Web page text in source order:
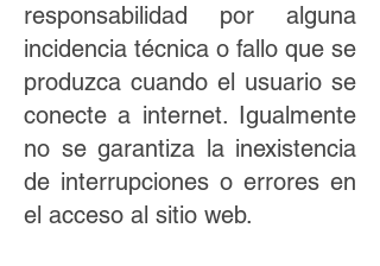
responsabilidad por alguna
incidencia técnica o fallo que se
produzca cuando el usuario se
conecte a internet. Igualmente
no se garantiza la inexistencia
de interrupciones o errores en
el acceso al sitio web.